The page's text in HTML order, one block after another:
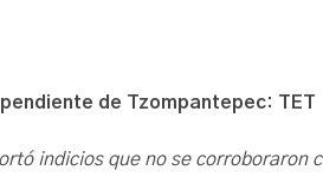
de Tzompantepec: TET
indicios que no se corroboraron